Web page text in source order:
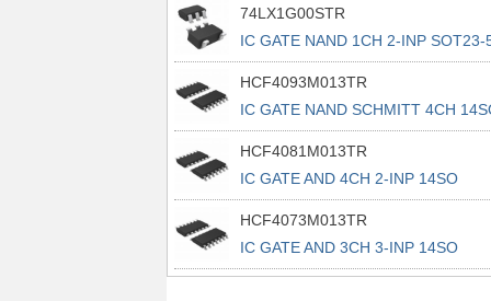
74LX1G00STR
IC GATE NAND 1CH 2-INP SOT23-
HCF4093M013TR
IC GATE NAND SCHMITT 4CH
HCF4081M013TR
IC GATE AND 4CH 2-INP 14SO
HCF4073M013TR
IC GATE AND 3CH 3-INP 14SO